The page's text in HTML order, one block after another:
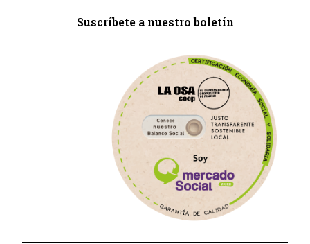
Suscríbete a nuestro boletín